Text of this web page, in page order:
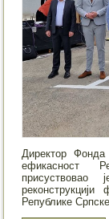
Директор
ефикасност
Републике